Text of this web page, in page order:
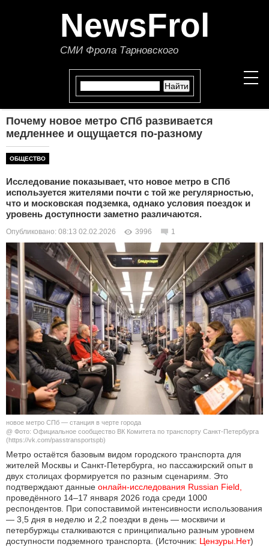
NewsFrol
СМИ Фрола Тарновского
НОВОСТИ
ПОЛИТИКА
ЭКОНОМИКА
ОБЩЕСТВО
КУЛЬТУРА
НАУКА
СПОРТ
ШОУ-БИЗНЕС
АВТО И МОТО
ЭГОИЗМ
БЛОГ
Почему новое метро СПб развивается
медленнее и ощущается по-разному
ОБЩЕСТВО
Исследование показывает, что новое метро в СПб
используется жителями почти с той же регулярностью,
что и московская подземка, однако условия поездок и
уровень доступности заметно различаются.
Опубликовано: 08:13 02.02.2026 3996 1
новое метро СПб — станция в черте города
@ Фото: Официальное сообщество ВК Комитета по транспорту Санкт-Петербурга
(https://vk.com/passtransportspb)
Метро остаётся базовым видом городского транспорта для
жителей Москвы и Санкт-Петербурга, но пассажирский опыт в
двух столицах формируется по разным сценариям. Это
подтверждают данные онлайн-исследования Russian Field,
проведённого 14–17 января 2026 года среди 1000
респондентов. При сопоставимой интенсивности использования
— 3,5 дня в неделю и 2,2 поездки в день — москвичи и
петербуржцы сталкиваются с принципиально разным уровнем
доступности подземного транспорта. (Источник: Цензуры.Нет)